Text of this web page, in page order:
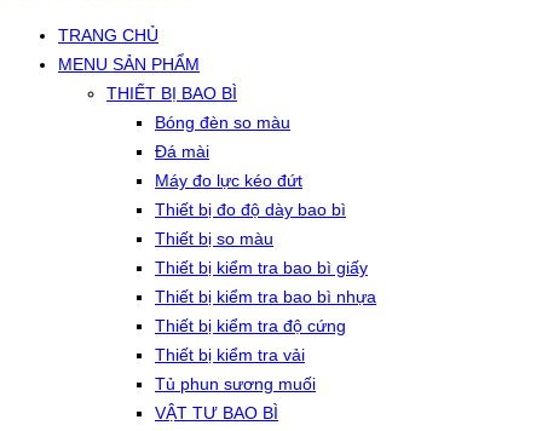
TRANG CHỦ
MENU SẢN PHẨM
THIẾT BỊ BAO BÌ
Bóng đèn so màu
Đá mài
Máy đo lực kéo đứt
Thiết bị đo độ dày bao bì
Thiết bị so màu
Thiết bị kiểm tra bao bì giấy
Thiết bị kiểm tra bao bì nhựa
Thiết bị kiểm tra độ cứng
Thiết bị kiểm tra vải
Tủ phun sương muối
VẬT TƯ BAO BÌ